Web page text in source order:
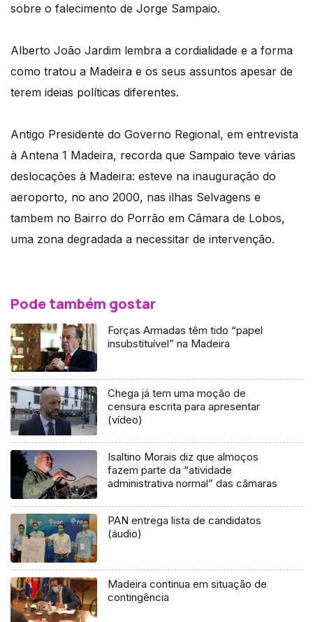
sobre o falecimento de Jorge Sampaio.
Alberto João Jardim lembra a cordialidade e a forma
como tratou a Madeira e os seus assuntos apesar de
terem ideias políticas diferentes.
Antigo Presidente do Governo Regional, em entrevista
à Antena 1 Madeira, recorda que Sampaio teve várias
deslocações à Madeira: esteve na inauguração do
aeroporto, no ano 2000, nas ilhas Selvagens e
tambem no Bairro do Porrão em Câmara de Lobos,
uma zona degradada a necessitar de intervenção.
Pode também gostar
Forças Armadas têm tido “papel
insubstituível” na Madeira
Chega já tem uma moção de
censura escrita para apresentar
(vídeo)
Isaltino Morais diz que almoços
fazem parte da “atividade
administrativa normal” das câmaras
PAN entrega lista de candidatos
(áudio)
Madeira continua em situação de
contingência